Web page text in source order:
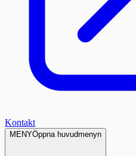
Kontakt
MENYÖppna huvudmenyn